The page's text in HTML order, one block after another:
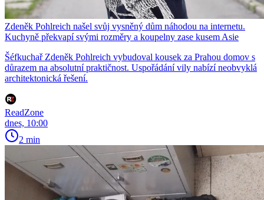
Zdeněk Pohlreich našel svůj vysněný dům náhodou na internetu.
Kuchyně překvapí svými rozměry a koupelny zase kusem Asie
Šéfkuchař Zdeněk Pohlreich vybudoval kousek za Prahou domov s
důrazem na absolutní praktičnost. Uspořádání vily nabízí neobvyklá
architektonická řešení.
ReadZone
dnes, 10:00
2 min